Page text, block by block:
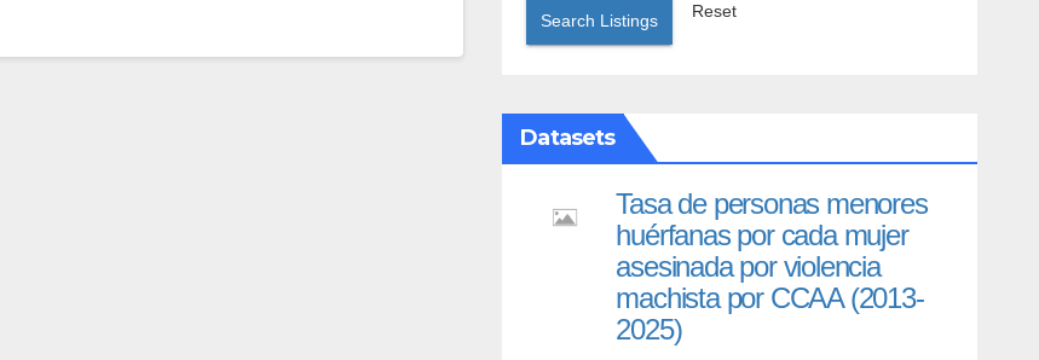
Search Listings Reset
Datasets
Tasa de personas menores
huérfanas por cada mujer
asesinada por violencia
machista por CCAA (2013-
2025)